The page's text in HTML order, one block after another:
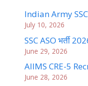
Indian Army
July 10, 2026
SSC ASO भर्ती
June 29, 2026
AIIMS CRE-5
June 28, 2026